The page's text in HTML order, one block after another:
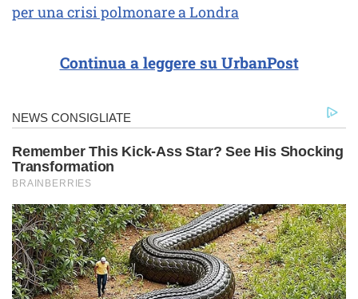
per una crisi polmonare a Londra
Continua a leggere su UrbanPost